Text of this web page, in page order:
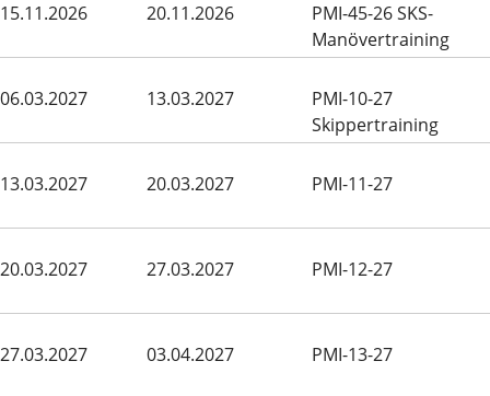
PMI-45-26 SKS-
Manövertraining
15.11.2026 20.11.2026
PMI-10-27
Skippertraining
06.03.2027 13.03.2027
PMI-11-27
13.03.2027 20.03.2027
PMI-12-27
20.03.2027 27.03.2027
PMI-13-27
27.03.2027 03.04.2027